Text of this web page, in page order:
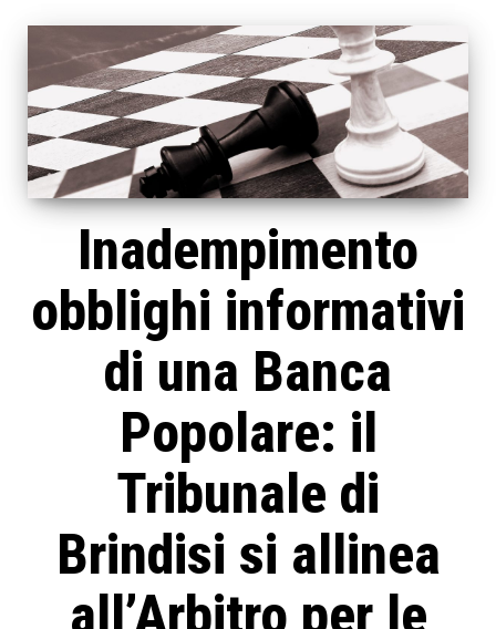
Inadempimento
obblighi informativi
di una Banca
Popolare: il
Tribunale di
Brindisi si allinea
all’Arbitro per le